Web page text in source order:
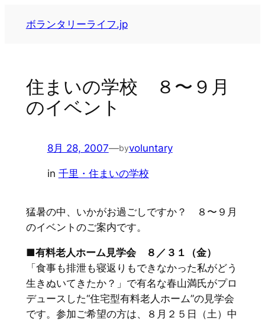
ボランタリーライフ.jp
住まいの学校 ８〜９月
のイベント
8月 28, 2007—byvoluntary
in 千里・住まいの学校
猛暑の中、いかがお過ごしですか？ ８〜９月
のイベントのご案内です。
■有料老人ホーム見学会 ８／３１（金）
「食事も排泄も寝返りもできなかった私がどう
生きぬいてきたか？」で有名な春山満氏がプロ
デュースした“住宅型有料老人ホーム”の見学会
です。参加ご希望の方は、８月２５日（土）中